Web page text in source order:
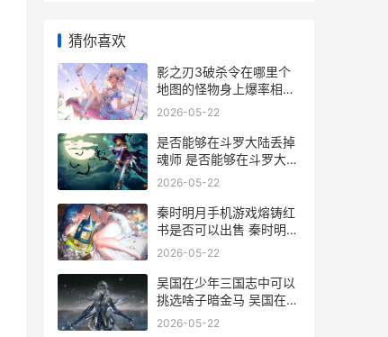
猜你喜欢
影之刃3破杀令在哪里个
地图的怪物身上爆率相对
高 影之刃3破军令怎么得
2026-05-22
是否能够在斗罗大陆丢掉
魂师 是否能够在斗罗大陆
出现
2026-05-22
秦时明月手机游戏熔铸红
书是否可以出售 秦时明月
手游官方版
2026-05-22
吴国在少年三国志中可以
挑选啥子暗金马 吴国在少
年三国中的地位
2026-05-22